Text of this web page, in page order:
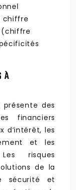
chiffre
(chiffre
À
présente des
financiers
d’intérêt, les
et les
risques
de la
sécurité et